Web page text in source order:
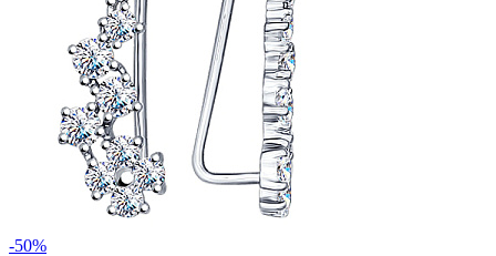
-50%